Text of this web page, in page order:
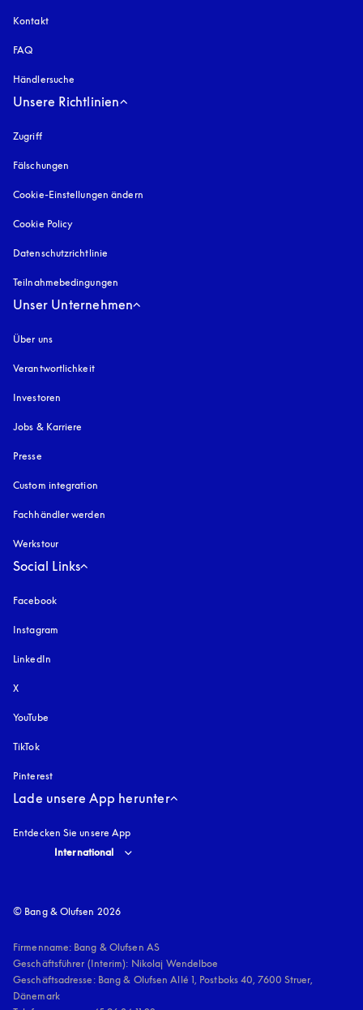
Kontakt
FAQ
Händlersuche
Unsere Richtlinien
Zugrifföffnet sich in einem neuen Tab
Fälschungen
Cookie-Einstellungen ändern
Cookie Policy
Datenschutzrichtlinie
Teilnahmebedingungen
Unser Unternehmen
Über uns
Verantwortlichkeit
Investoren
Jobs & Karriere
Presse
Custom integration
Fachhändler werden
Werkstour
Social Links
Facebook
Instagram
LinkedIn
X
YouTube
TikTok
Pinterest
Lade unsere App herunter
Entdecken Sie unsere App
Select country and language
International
© Bang & Olufsen 2026
Firmenname: Bang & Olufsen AS
Geschäftsführer (Interim): Nikolaj Wendelboe
Geschäftsadresse: Bang & Olufsen Allé 1, Postboks 40, 7600 Struer,
Dänemark